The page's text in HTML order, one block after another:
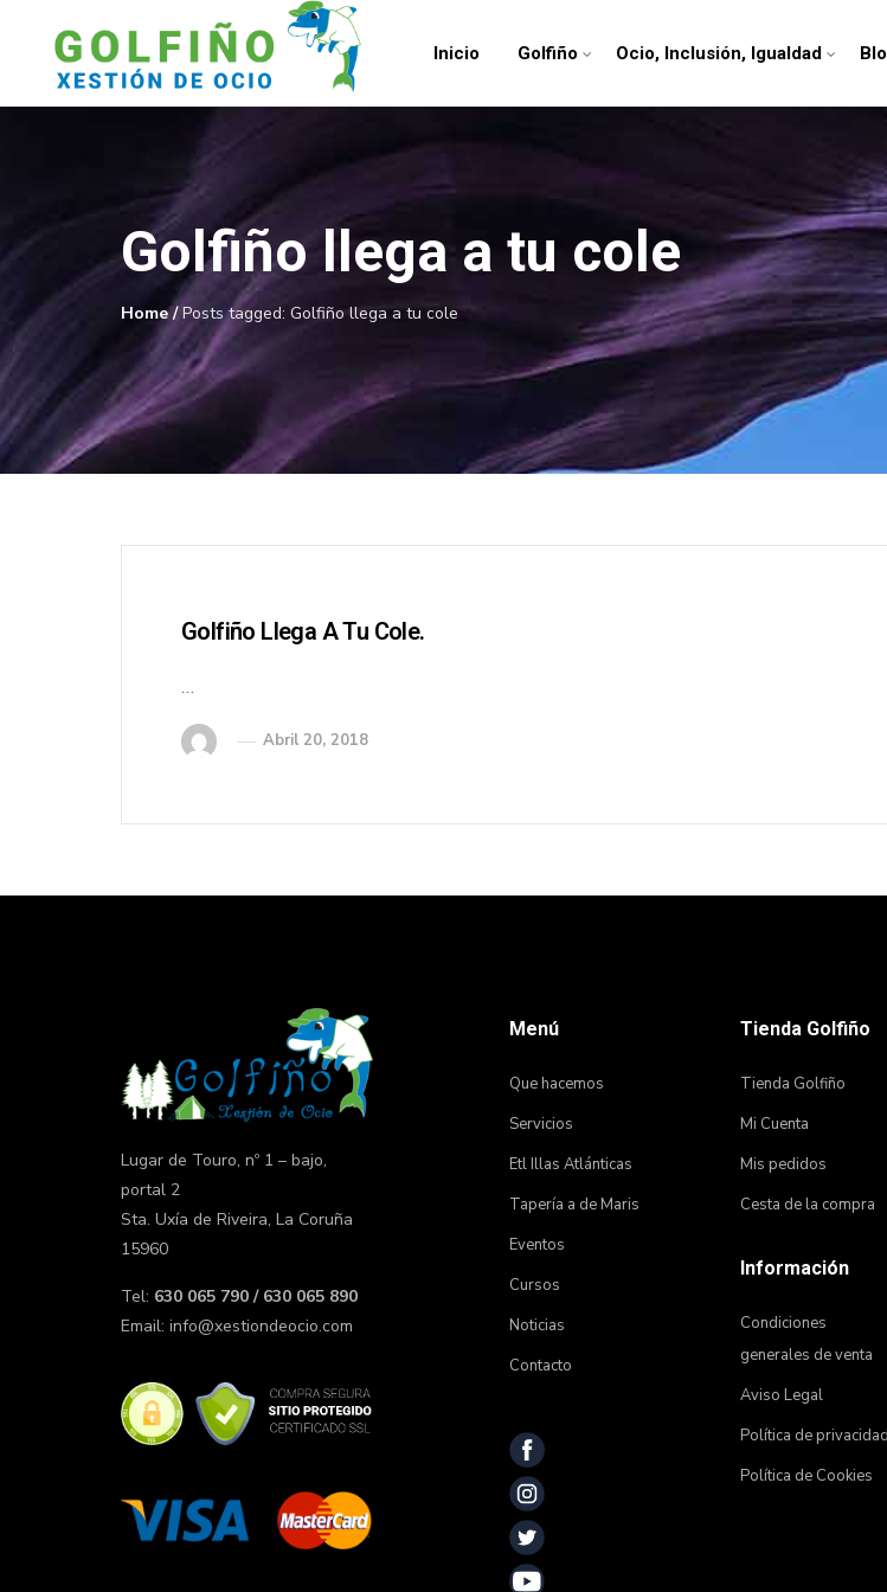
Inicio Golfiño Ocio, Inclusión, Igualdad
Golfiño llega a tu cole
Home/Posts tagged: Golfiño llega a tu cole
Golfiño Llega A Tu Cole.
…
Abril 20, 2018
Lugar de Touro, nº 1 – bajo,
portal 2
Sta. Uxía de Riveira, La Coruña
15960
Tel: 630 065 790 / 630 065 890
Email: info@xestiondeocio.com
Menú
Que hacemos
Servicios
Etl Illas Atlánticas
Tapería a de Maris
Eventos
Cursos
Noticias
Contacto
Tienda Golfiño
Tienda Golfiño
Mi Cuenta
Mis pedidos
Cesta de la compra
Información
Condiciones
generales de venta
Aviso Legal
Política de privacidad
Política de Cookies